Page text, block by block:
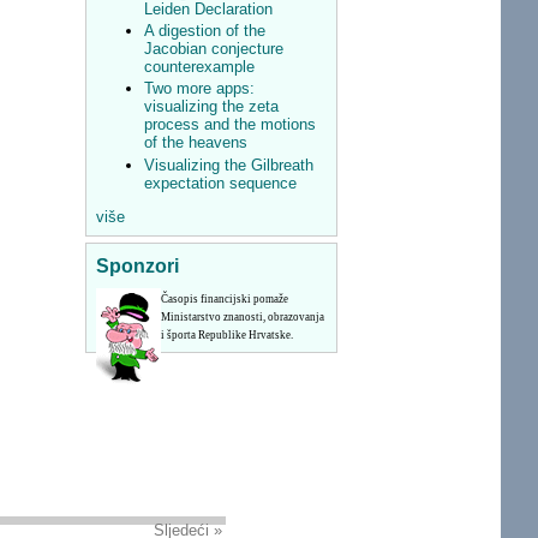
Leiden Declaration
A digestion of the
Jacobian conjecture
counterexample
Two more apps:
visualizing the zeta
process and the motions
of the heavens
Visualizing the Gilbreath
expectation sequence
više
Sponzori
Časopis financijski pomaže
Ministarstvo znanosti, obrazovanja
i športa Republike Hrvatske.
Sljedeći »